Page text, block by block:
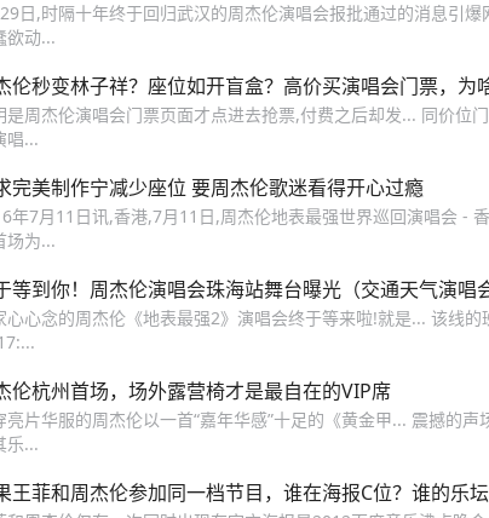
日,时隔十年终于回归武汉的周杰伦演唱会报批通过的消息引
欲动...
伦秒变林子祥？座位如开盲盒？高价买演唱会门票，为
是周杰伦演唱会门票页面才点进去抢票,付费之后却发... 同价位
唱...
完美制作宁减少座位 要周杰伦歌迷看得开心过瘾
年7月11日讯,香港,7月11日,周杰伦地表最强世界巡回演唱会 -
场为...
等到你！周杰伦演唱会珠海站舞台曝光（交通天气演唱
心心念的周杰伦《地表最强2》演唱会终于等来啦!就是... 该线
伦杭州首场，场外露营椅才是最自在的VIP席
亮片华服的周杰伦以一首“嘉年华感”十足的《黄金甲... 震撼的
乐...
王菲和周杰伦参加同一档节目，谁在海报C位？谁的乐